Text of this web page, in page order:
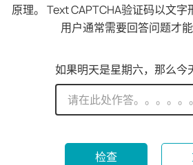
原理。 Text CAPTCHA验证码以文字
用户通常需要回答问题才能
如果明天是星期六，那么今
检查